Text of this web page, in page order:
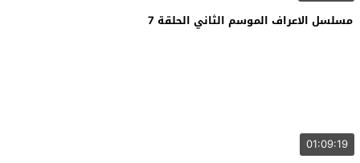
مسلسل الاعراف الموسم الثاني الحلقة 7
01:09:19